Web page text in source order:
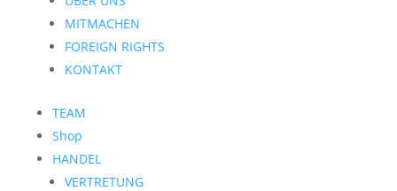
MITMACHEN
FOREIGN RIGHTS
KONTAKT
TEAM
Shop
HANDEL
VERTRETUNG